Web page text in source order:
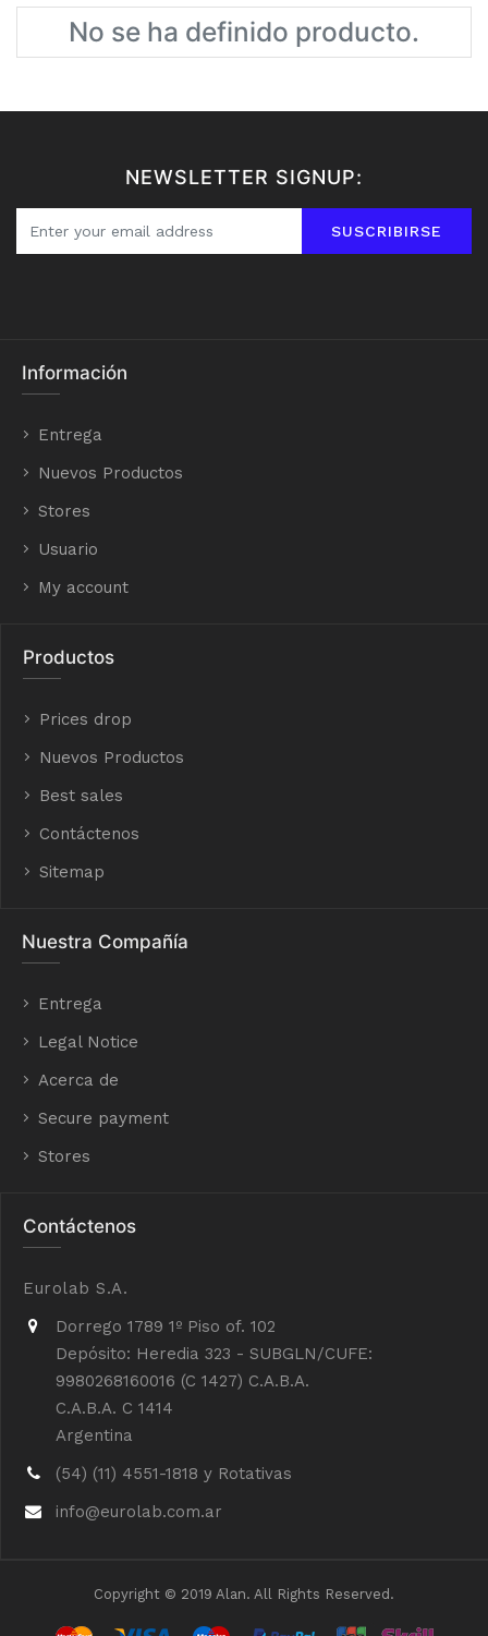
No se ha definido producto.
NEWSLETTER SIGNUP:
SUSCRIBIRSE
Información
Entrega
Nuevos Productos
Stores
Usuario
My account
Productos
Prices drop
Nuevos Productos
Best sales
Contáctenos
Sitemap
Nuestra Compañía
Entrega
Legal Notice
Acerca de
Secure payment
Stores
Contáctenos
Eurolab S.A.
Dorrego 1789 1º Piso of. 102
Depósito: Heredia 323 - SUBGLN/CUFE:
9980268160016 (C 1427) C.A.B.A.
C.A.B.A. C 1414
Argentina
(54) (11) 4551-1818 y Rotativas
info@eurolab.com.ar
Copyright © 2019 Alan. All Rights Reserved.